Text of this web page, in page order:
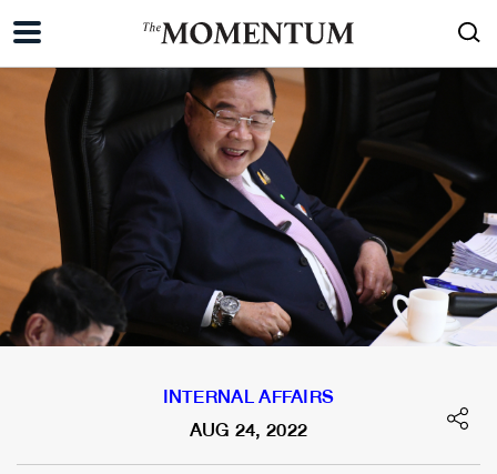
INTERNAL AFFAIRS
AUG 24, 2022